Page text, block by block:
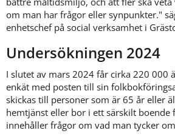
om man har frågor eller synpunkter."
enhetschef på social verksamhet i
Undersökningen 2024
I slutet av mars 2024 får cirka 220 000
enkät med posten till sin
skickas till personer som är 65 år eller
hemtjänst eller bor i ett särskilt boende
innehåller frågor om vad man tycker